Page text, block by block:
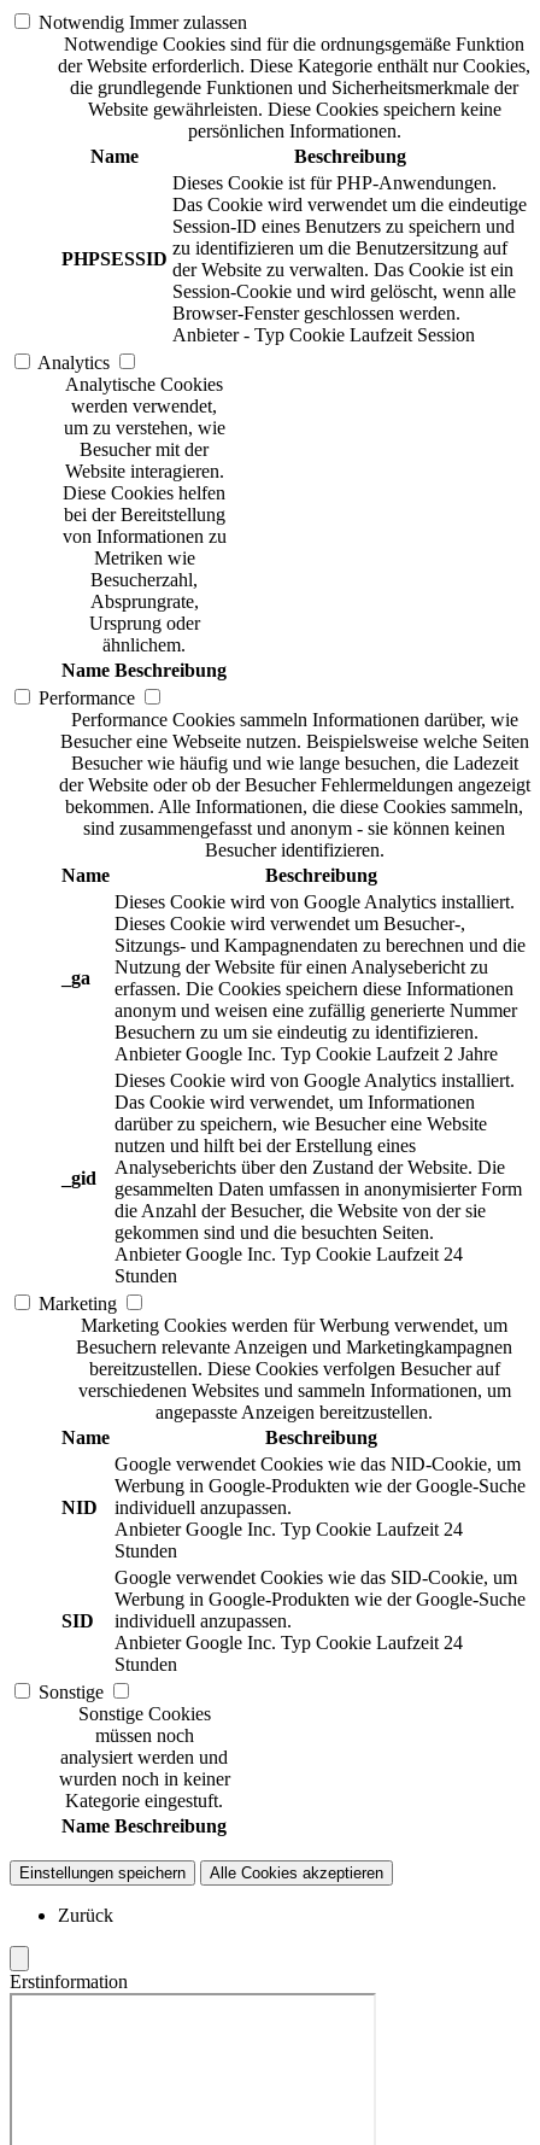
Notwendig Immer zulassen
Notwendige Cookies sind für die ordnungsgemäße Funktion
der Website erforderlich. Diese Kategorie enthält nur Cookies,
die grundlegende Funktionen und Sicherheitsmerkmale der
Website gewährleisten. Diese Cookies speichern keine
persönlichen Informationen.
Name
Beschreibung
PHPSESSID
Dieses Cookie ist für PHP-Anwendungen.
Das Cookie wird verwendet um die eindeutige
Session-ID eines Benutzers zu speichern und
zu identifizieren um die Benutzersitzung auf
der Website zu verwalten. Das Cookie ist ein
Session-Cookie und wird gelöscht, wenn alle
Browser-Fenster geschlossen werden.
Anbieter - Typ Cookie Laufzeit Session
Analytics
Analytische Cookies
werden verwendet,
um zu verstehen, wie
Besucher mit der
Website interagieren.
Diese Cookies helfen
bei der Bereitstellung
von Informationen zu
Metriken wie
Besucherzahl,
Absprungrate,
Ursprung oder
ähnlichem.
Name Beschreibung
Performance
Performance Cookies sammeln Informationen darüber, wie
Besucher eine Webseite nutzen. Beispielsweise welche Seiten
Besucher wie häufig und wie lange besuchen, die Ladezeit
der Website oder ob der Besucher Fehlermeldungen angezeigt
bekommen. Alle Informationen, die diese Cookies sammeln,
sind zusammengefasst und anonym - sie können keinen
Besucher identifizieren.
Name
Beschreibung
_ga
Dieses Cookie wird von Google Analytics installiert.
Dieses Cookie wird verwendet um Besucher-,
Sitzungs- und Kampagnendaten zu berechnen und die
Nutzung der Website für einen Analysebericht zu
erfassen. Die Cookies speichern diese Informationen
anonym und weisen eine zufällig generierte Nummer
Besuchern zu um sie eindeutig zu identifizieren.
Anbieter Google Inc. Typ Cookie Laufzeit 2 Jahre
_gid
Dieses Cookie wird von Google Analytics installiert.
Das Cookie wird verwendet, um Informationen
darüber zu speichern, wie Besucher eine Website
nutzen und hilft bei der Erstellung eines
Analyseberichts über den Zustand der Website. Die
gesammelten Daten umfassen in anonymisierter Form
die Anzahl der Besucher, die Website von der sie
gekommen sind und die besuchten Seiten.
Anbieter Google Inc. Typ Cookie Laufzeit 24
Stunden
Marketing
Marketing Cookies werden für Werbung verwendet, um
Besuchern relevante Anzeigen und Marketingkampagnen
bereitzustellen. Diese Cookies verfolgen Besucher auf
verschiedenen Websites und sammeln Informationen, um
angepasste Anzeigen bereitzustellen.
Name
Beschreibung
NID
Google verwendet Cookies wie das NID-Cookie, um
Werbung in Google-Produkten wie der Google-Suche
individuell anzupassen.
Anbieter Google Inc. Typ Cookie Laufzeit 24
Stunden
SID
Google verwendet Cookies wie das SID-Cookie, um
Werbung in Google-Produkten wie der Google-Suche
individuell anzupassen.
Anbieter Google Inc. Typ Cookie Laufzeit 24
Stunden
Sonstige
Sonstige Cookies
müssen noch
analysiert werden und
wurden noch in keiner
Kategorie eingestuft.
Name Beschreibung
Einstellungen speichern Alle Cookies akzeptieren
Zurück
Erstinformation